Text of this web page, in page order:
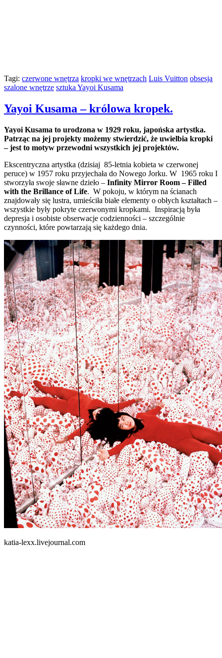
Tagi: czerwone wnętrza kropki we wnętrzach Luis Vuitton obsesja
szalone wnętrze sztuka Yayoi Kusama
Yayoi Kusama – królowa kropek.
Yayoi Kusama to urodzona w 1929 roku, japońska artystka.
Patrząc na jej projekty możemy stwierdzić, że uwielbia kropki
– jest to motyw przewodni wszystkich jej projektów.
Ekscentryczna artystka (dzisiaj 85-letnia kobieta w czerwonej
peruce) w 1957 roku przyjechała do Nowego Jorku. W 1965 roku I
stworzyła swoje sławne dzieło – Infinity Mirror Room – Filled
with the Brillance of Life. W pokoju, w którym na ścianach
znajdowały się lustra, umieściła białe elementy o obłych kształtach –
wszystkie były pokryte czerwonymi kropkami. Inspiracją była
depresja i osobiste obserwacje codzienności – szczególnie
czynności, które powtarzają się każdego dnia.
katia-lexx.livejournal.com